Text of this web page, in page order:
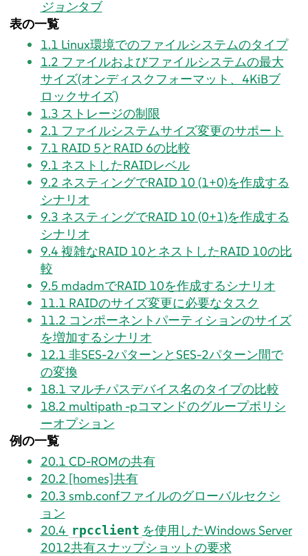
ジョンタブ
表の一覧
1.1 Linux環境でのファイルシステムのタイプ
1.2 ファイルおよびファイルシステムの最大
サイズ(オンディスクフォーマット、4KiBブ
ロックサイズ)
1.3 ストレージの制限
2.1 ファイルシステムサイズ変更のサポート
7.1 RAID 5とRAID 6の比較
9.1 ネストしたRAIDレベル
9.2 ネスティングでRAID 10 (1+0)を作成する
シナリオ
9.3 ネスティングでRAID 10 (0+1)を作成する
シナリオ
9.4複雑なRAID 10とネストしたRAID 10の比
較
9.5 mdadmでRAID 10を作成するシナリオ
11.1 RAIDのサイズ変更に必要なタスク
11.2 コンポーネントパーティションのサイズ
を増加するシナリオ
12.1 非SES-2パターンとSES-2パターン間で
の変換
18.1 マルチパスデバイス名のタイプの比較
18.2 multipath -pコマンドのグループポリシ
ーオプション
例の一覧
20.1 CD-ROMの共有
20.2 [homes]共有
20.3 smb.confファイルのグローバルセクシ
ョン
20.4 rpcclient を使用したWindows Server
2012共有スナップショットの要求